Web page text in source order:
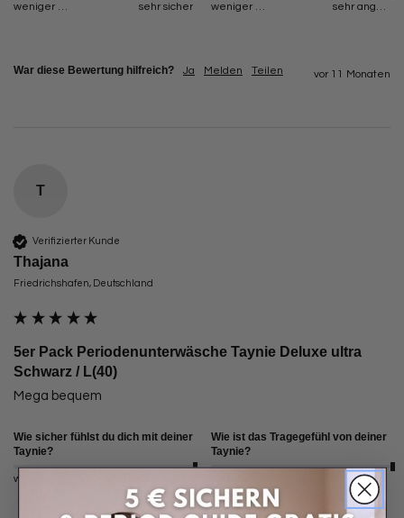
weniger sicher sehr sicher weniger angenehm sehr angenehm
War diese Bewertung hilfreich? Ja Melden Teilen vor 11 Monaten
T
Verifizierter Kunde
Thajana
Friedrichshafen, Deutschland
5er Pack Periodenunterwäsche Taynie Deluxe ultra
Schwarz / L(40)
Mega bequem
Wie sicher fühlst du dich mit deiner
Taynie?
Wie ist das Tragegefühl von deiner
Taynie?
sehr angenehm